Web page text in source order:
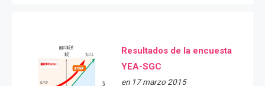
Resultados de la encuesta
YEA-SGC
en 17 marzo 2015